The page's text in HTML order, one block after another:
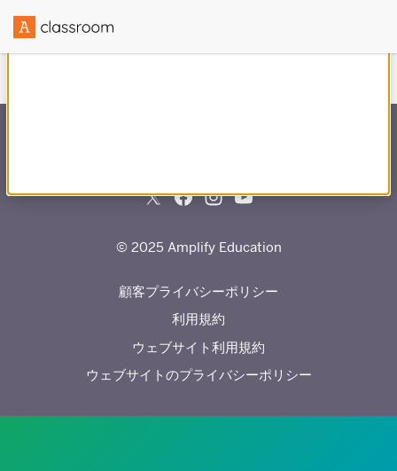
© 2025 Amplify Education
顧客プライバシーポリシー
利用規約
ウェブサイト利用規約
ウェブサイトのプライバシーポリシー